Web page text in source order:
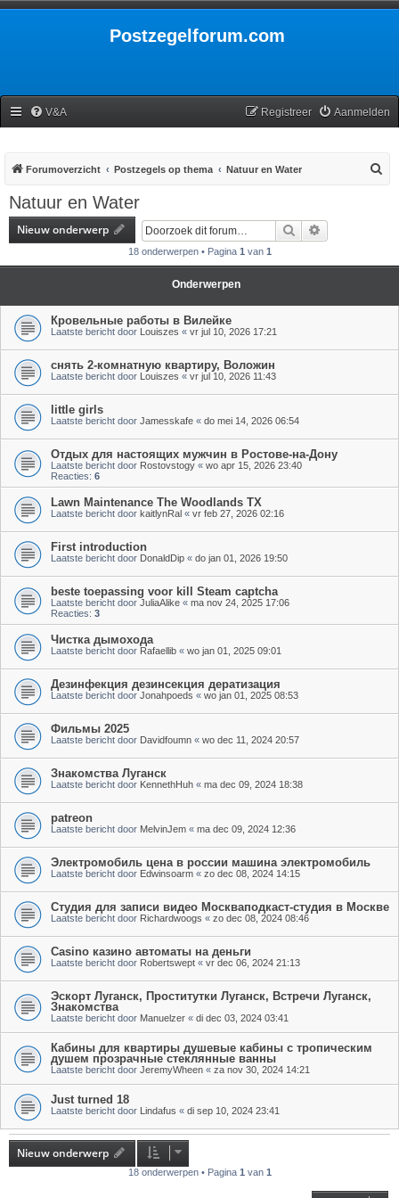
Postzegelforum.com
V&A Aanmelden
Registreer
Forumoverzicht Postzegels op thema Natuur en Water
Natuur en Water
Nieuw onderwerp Zoek
18 onderwerpen • Pagina 1 van 1
Onderwerpen
Кровельные работы в Вилейке
Laatste bericht door Louiszes « vr jul 10, 2026 17:21
снять 2-комнатную квартиру, Воложин
Laatste bericht door Louiszes « vr jul 10, 2026 11:43
little girls
Laatste bericht door Jamesskafe « do mei 14, 2026 06:54
Отдых для настоящих мужчин в Ростове-на-Дону
Laatste bericht door Rostovstogy « wo apr 15, 2026 23:40
Reacties: 6
Lawn Maintenance The Woodlands TX
Laatste bericht door kaitlynRal « vr feb 27, 2026 02:16
First introduction
Laatste bericht door DonaldDip « do jan 01, 2026 19:50
beste toepassing voor kill Steam captcha
Laatste bericht door JuliaAlike « ma nov 24, 2025 17:06
Reacties: 3
Чистка дымохода
Laatste bericht door Rafaellib « wo jan 01, 2025 09:01
Дезинфекция дезинсекция дератизация
Laatste bericht door Jonahpoeds « wo jan 01, 2025 08:53
Фильмы 2025
Laatste bericht door Davidfoumn « wo dec 11, 2024 20:57
Знакомства Луганск
Laatste bericht door KennethHuh « ma dec 09, 2024 18:38
patreon
Laatste bericht door MelvinJem « ma dec 09, 2024 12:36
Электромобиль цена в россии машина электромобиль
Laatste bericht door Edwinsoarm « zo dec 08, 2024 14:15
Студия для записи видео Москваподкаст-студия в Москве
Laatste bericht door Richardwoogs « zo dec 08, 2024 08:46
Casino казино автоматы на деньги
Laatste bericht door Robertswept « vr dec 06, 2024 21:13
Эскорт Луганск, Проститутки Луганск, Встречи Луганск,
Знакомства
Laatste bericht door Manuelzer « di dec 03, 2024 03:41
Кабины для квартиры душевые кабины с тропическим
душем прозрачные стеклянные ванны
Laatste bericht door JeremyWheen « za nov 30, 2024 14:21
Just turned 18
Laatste bericht door Lindafus « di sep 10, 2024 23:41
Nieuw onderwerp
18 onderwerpen • Pagina 1 van 1